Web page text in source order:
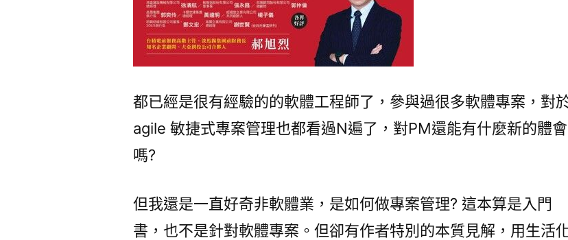
都已經是很有經驗的的軟體工程師了，參與過很多軟體專案，對
agile 敏捷式專案管理也都看過N遍了，對PM還能有什麼新的體會
嗎?
但我還是一直好奇非軟體業，是如何做專案管理? 這本算是入門
書，也不是針對軟體專案。但卻有作者特別的本質見解，用生活